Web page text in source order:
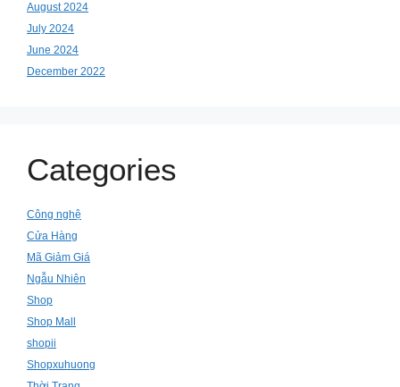
August 2024
July 2024
June 2024
December 2022
Categories
Công nghệ
Cửa Hàng
Mã Giảm Giá
Ngẫu Nhiên
Shop
Shop Mall
shopii
Shopxuhuong